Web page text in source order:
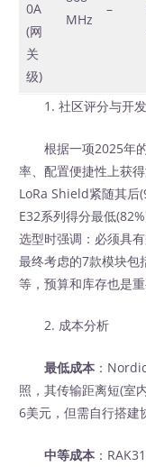
0A
(网
关
级)
MHz
–
1. 社区评分与开发
根据一项2025年的
率、配置便捷性上获
LoRa Shield紧随其后
E32系列得分最低
选型时强调：必须具
最终考虑的7款模块包
等，预算和库存也是重
2. 成本分析
最低成本 ：
照，其传输距离短(室
6美元，但需自行搭建
中等成本 ：